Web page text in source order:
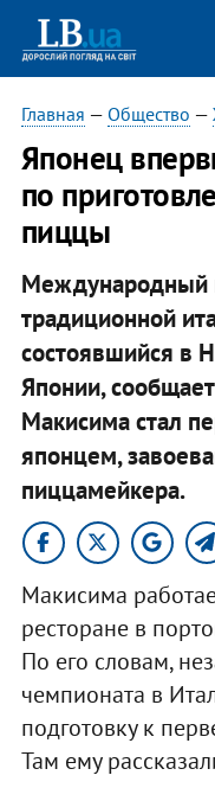
Главная — Общество —
Японец
по
пиццы
Международный
традиционной
состоявшийся в
Японии,
Макисима стал
японцем,
пиццамейкера.
Макисима
ресторане в
По его словам,
чемпионата в
подготовку к
Там ему